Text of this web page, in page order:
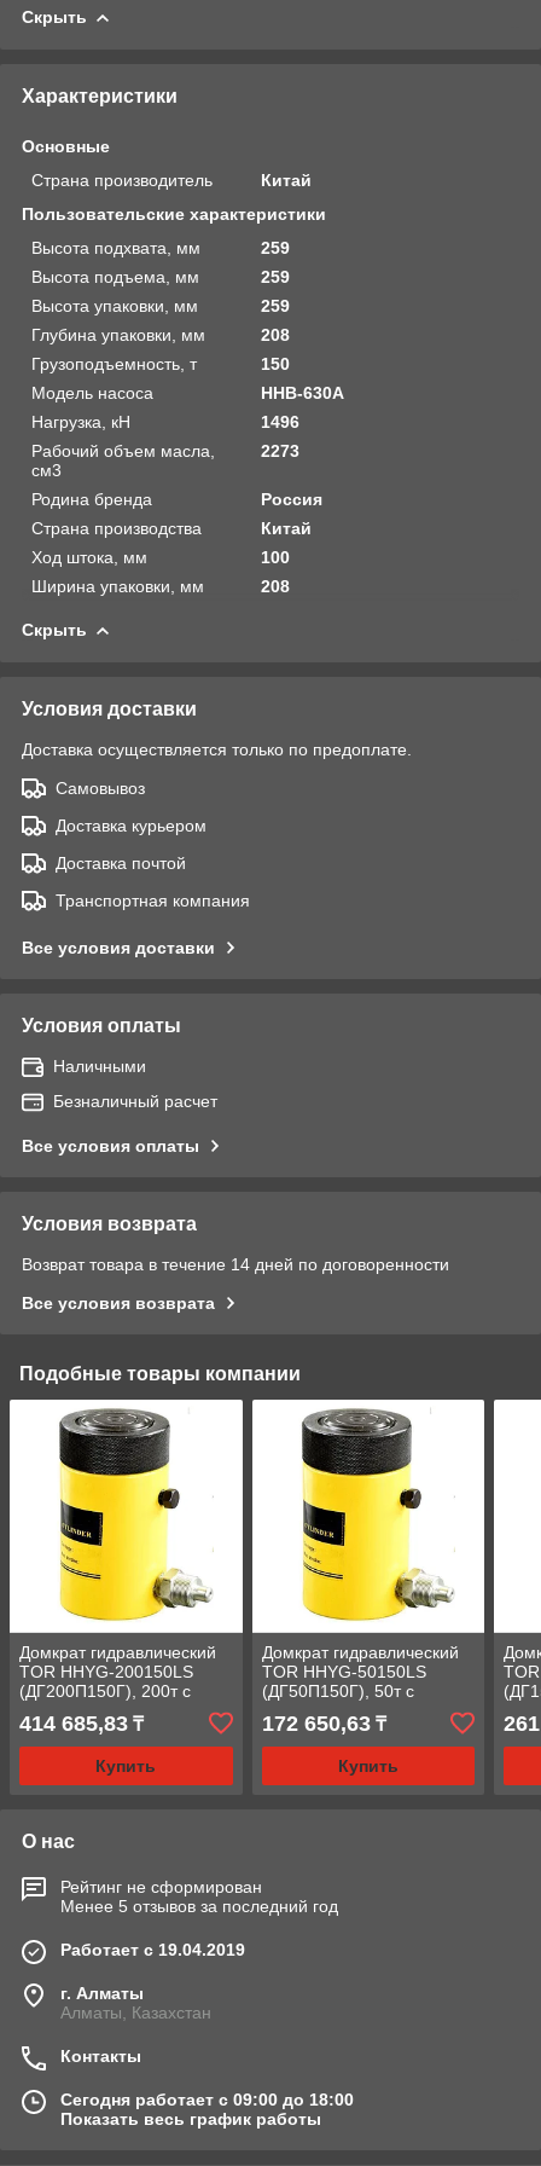
Скрыть
Характеристики
Основные
Страна производитель
Китай
Пользовательские характеристики
Высота подхвата, мм
259
Высота подъема, мм
259
Высота упаковки, мм
259
Глубина упаковки, мм
208
Грузоподъемность, т
150
Модель насоса
HHB-630A
Нагрузка, кН
1496
Рабочий объем масла,
см3
2273
Родина бренда
Россия
Страна производства
Китай
Ход штока, мм
100
Ширина упаковки, мм
208
Скрыть
Условия доставки
Доставка осуществляется только по предоплате.
Самовывоз
Доставка курьером
Доставка почтой
Транспортная компания
Все условия доставки
Условия оплаты
Наличными
Безналичный расчет
Все условия оплаты
Условия возврата
Возврат товара в течение 14 дней по договоренности
Все условия возврата
Подобные товары компании
Домкрат гидравлический
TOR HHYG-200150LS
(ДГ200П150Г), 200т с
фиксирующей гайкой
414 685,83 ₸
Купить
Домкрат гидравлический
TOR HHYG-50150LS
(ДГ50П150Г), 50т с
фиксирующей гайкой
172 650,63₸
Купить
О нас
Рейтинг не сформирован
Менее 5 отзывов за последний год
Работает с 19.04.2019
г. Алматы
Алматы, Казахстан
Контакты
Сегодня работает с 09:00 до 18:00
Показать весь график работы